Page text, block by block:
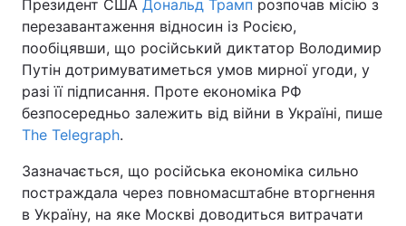
Головна Війна
Україна Політика
Економіка Світ
Спорт
Техно і зв'язок Лайт
Зброя Інциденти
Президент США Дональд Трамп розпочав місію з
перезавантаження відносин із Росією,
пообіцявши, що російський диктатор Володимир
Путін дотримуватиметься умов мирної угоди, у
разі її підписання. Проте економіка РФ
безпосередньо залежить від війни в Україні, пише
The Telegraph.
Зазначається, що російська економіка сильно
постраждала через повномасштабне вторгнення
в Україну, на яке Москві доводиться витрачати